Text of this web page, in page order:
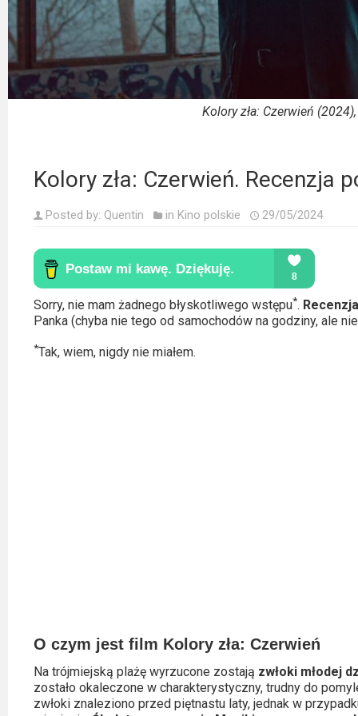
polskie
Komedie
Korea
oparte
faktach
Thrillery
Streaming
Amazon
Prime
Showtime
Podsumowania
Kolory zła: Czerwień
Kolory zła: Czerwień. Recenzja
Posted by: Quentin in Kino polskie 29/05/2024
Sorry, nie mam żadnego błyskotliwego wstępu*.
Panka (chyba nie tego od samochodów na godziny, ale
*Tak, wiem, nigdy nie miałem.
O czym jest film Kolory zła: Czerwień
Na trójmiejską plażę wyrzucone zostają zwłoki młodej
zostało okaleczone w charakterystyczny, trudny do
zwłoki znaleziono przed piętnastu laty, jednak w